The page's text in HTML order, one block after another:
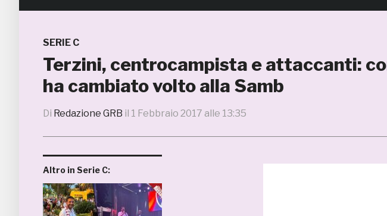
SERIE C
Terzini, centrocampista e attaccanti:
ha cambiato volto alla Samb
Di Redazione GRB il 1 Febbraio 2017 alle 13:35
Altro in Serie C: